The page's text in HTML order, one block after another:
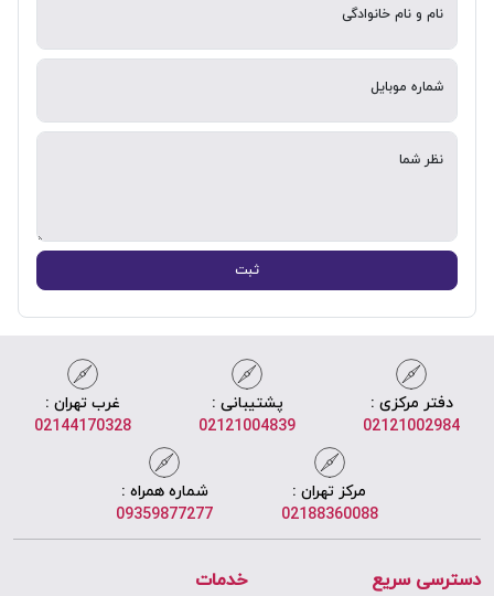
نام و نام خانوادگی
شماره موبایل
نظر شما
ثبت
دفتر مرکزی :
02121002984
پشتیبانی :
02121004839
غرب تهران :
02144170328
مرکز تهران :
02188360088
شماره همراه :
09359877277
دسترسی سریع خدمات